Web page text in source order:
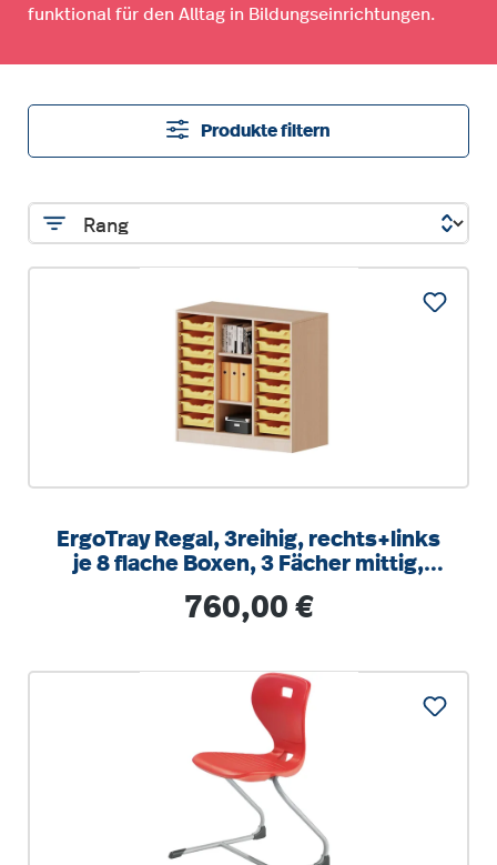
funktional für den Alltag in Bildungseinrichtungen.
Produkte filtern
ErgoTray Regal, 3reihig, rechts+links
je 8 flache Boxen, 3 Fächer mittig,
Regulärer Preis:
760,00 €